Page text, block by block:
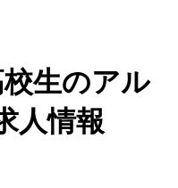
生のアル
人情報